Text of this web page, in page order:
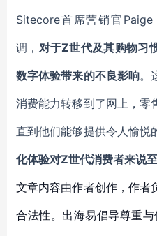
Sitecore首席营销官Paige
调， 对于Z世代及其购物习
数字体验带来的不良影响。
消费能力转移到了网上，零
直到他们能够提供令人愉悦
化体验对Z世代消费者来说
文章内容由作者创作，作者
合法性。出海易倡导尊重